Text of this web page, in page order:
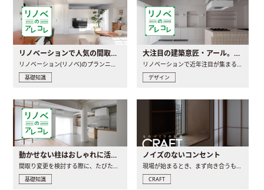
リノベーションで人気の間取りとは？トレンドの間取りと実例を徹底解説
リノベーション(リノベ)のプランニングで一番最初に決めるのは..
基礎知識
大注目の建築意匠・アール。人気の理由と空間に取り入れるポイント
リノベーションで近年注目が集まる建築意匠の一つであるアール..
デザイン
動かせない柱はおしゃれに活用！柱を魅せるリノベーション(リノベ)4選
間取り変更を検討する際に、たびたび皆さんの頭を悩ませる動か..
基礎知識
ノイズのないコンセント
現場が始まるとき、まず向き合うものの一つがコンセントです..
CRAFT